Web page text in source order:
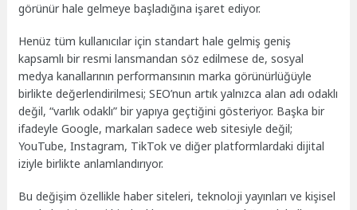
görünür hale gelmeye başladığına işaret ediyor.
Henüz tüm kullanıcılar için standart hale gelmiş geniş
kapsamlı bir resmi lansmandan söz edilmese de, sosyal
medya kanallarının performansının marka görünürlüğüyle
birlikte değerlendirilmesi; SEO’nun artık yalnızca alan adı odaklı
değil, “varlık odaklı” bir yapıya geçtiğini gösteriyor. Başka bir
ifadeyle Google, markaları sadece web sitesiyle değil;
YouTube, Instagram, TikTok ve diğer platformlardaki dijital
iziyle birlikte anlamlandırıyor.
Bu değişim özellikle haber siteleri, teknoloji yayınları ve kişisel